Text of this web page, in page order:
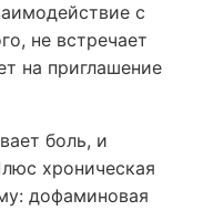
с
не встречает
на приглашение
боль, и
хроническая
дофаминовая